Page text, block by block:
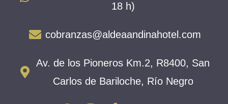
18 h)
cobranzas@aldeaandinahotel.com
Av. de los Pioneros Km.2, R8400, San
Carlos de Bariloche, Río Negro